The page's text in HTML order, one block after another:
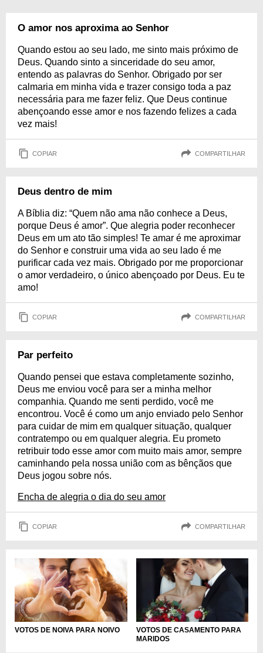
O amor nos aproxima ao Senhor
Quando estou ao seu lado, me sinto mais próximo de
Deus. Quando sinto a sinceridade do seu amor,
entendo as palavras do Senhor. Obrigado por ser
calmaria em minha vida e trazer consigo toda a paz
necessária para me fazer feliz. Que Deus continue
abençoando esse amor e nos fazendo felizes a cada
vez mais!
COPIAR COMPARTILHAR
Deus dentro de mim
A Bíblia diz: “Quem não ama não conhece a Deus,
porque Deus é amor”. Que alegria poder reconhecer
Deus em um ato tão simples! Te amar é me aproximar
do Senhor e construir uma vida ao seu lado é me
purificar cada vez mais. Obrigado por me proporcionar
o amor verdadeiro, o único abençoado por Deus. Eu te
amo!
COPIAR COMPARTILHAR
Par perfeito
Quando pensei que estava completamente sozinho,
Deus me enviou você para ser a minha melhor
companhia. Quando me senti perdido, você me
encontrou. Você é como um anjo enviado pelo Senhor
para cuidar de mim em qualquer situação, qualquer
contratempo ou em qualquer alegria. Eu prometo
retribuir todo esse amor com muito mais amor, sempre
caminhando pela nossa união com as bênçãos que
Deus jogou sobre nós.
Encha de alegria o dia do seu amor
COPIAR COMPARTILHAR
VOTOS DE NOIVA PARA NOIVO
VOTOS DE CASAMENTO PARA
MARIDOS